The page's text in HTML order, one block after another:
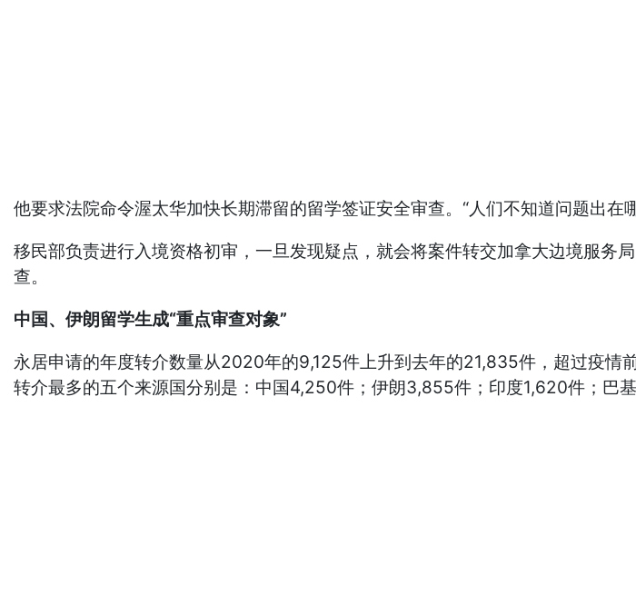
他要求法院命令渥太华加快长期滞留的留学签证安全审查。“人们不知道问题出
移民部负责进行入境资格初审，一旦发现疑点，就会将案件转交加拿大边境服务
查。
中国、伊朗留学生成“重点审查对象”
永居申请的年度转介数量从2020年的9,125件上升到去年的21,835件，超过疫
转介最多的五个来源国分别是：中国4,250件；伊朗3,855件；印度1,620件；巴基